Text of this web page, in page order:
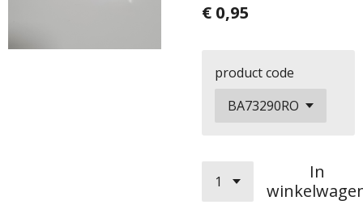
€ 0,95
product code
In